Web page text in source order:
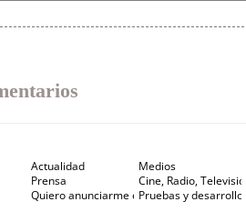
Actualidad Medios
Prensa Cine, Radio,
Quiero anunciarme en Gaceta de Prensa
Pruebas y